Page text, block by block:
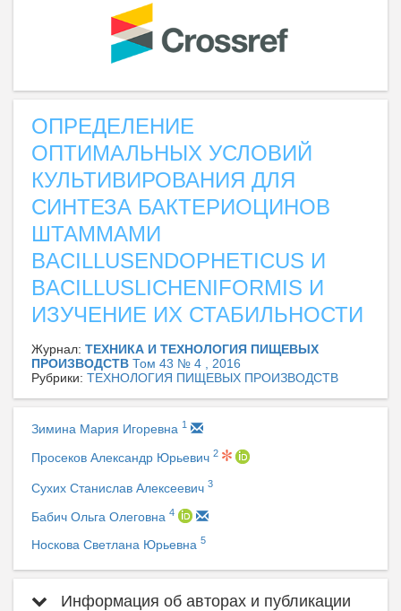
ОПРЕДЕЛЕНИЕ
ОПТИМАЛЬНЫХ УСЛОВИЙ
КУЛЬТИВИРОВАНИЯ ДЛЯ
СИНТЕЗА БАКТЕРИОЦИНОВ
ШТАММАМИ
BACILLUSENDOPHETICUS И
BACILLUSLICHENIFORMIS И
ИЗУЧЕНИЕ ИХ СТАБИЛЬНОСТИ
Журнал: ТЕХНИКА И ТЕХНОЛОГИЯ ПИЩЕВЫХ
ПРОИЗВОДСТВ Том 43 № 4 , 2016
Рубрики: ТЕХНОЛОГИЯ ПИЩЕВЫХ ПРОИЗВОДСТВ
Зимина Мария Игоревна 1
Просеков Александр Юрьевич 2
Сухих Станислав Алексеевич 3
Бабич Ольга Олеговна 4
Носкова Светлана Юрьевна 5
Информация об авторах и публикации